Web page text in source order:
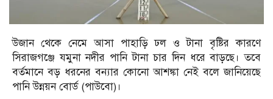
উজান থেকে নেমে আসা পাহাড়ি ঢল ও টানা বৃষ্টির কারণে
সিরাজগঞ্জে যমুনা নদীর পানি টানা চার দিন ধরে বাড়ছে। তবে
বর্তমানে বড় ধরনের বন্যার কোনো আশঙ্কা নেই বলে জানিয়েছে
পানি উন্নয়ন বোর্ড (পাউবো)।